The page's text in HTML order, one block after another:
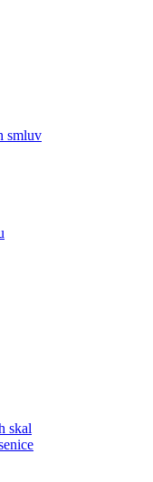
smluv
skal